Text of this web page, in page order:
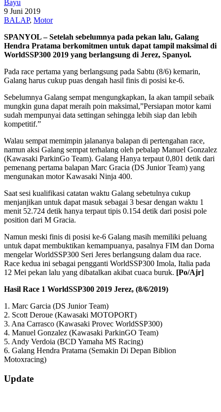
Bayu
9 Juni 2019
BALAP, Motor
SPANYOL – Setelah sebelumnya pada pekan lalu, Galang
Hendra Pratama berkomitmen untuk dapat tampil maksimal di
WorldSSP300 2019 yang berlangsung di Jerez, Spanyol.
Pada race pertama yang berlangsung pada Sabtu (8/6) kemarin,
Galang harus cukup puas dengah hasil finis di posisi ke-6.
Sebelumnya Galang sempat mengungkapkan, Ia akan tampil sebaik
mungkin guna dapat meraih poin maksimal,”Persiapan motor kami
sudah mempunyai data settingan sehingga lebih siap dan lebih
kompetitif.”
Walau sempat memimpin jalananya balapan di pertengahan race,
namun aksi Galang sempat terhalang oleh pebalap Manuel Gonzalez
(Kawasaki ParkinGo Team). Galang Hanya terpaut 0,801 detik dari
pemenang pertama balapan Marc Gracia (DS Junior Team) yang
mengunakan motor Kawasaki Ninja 400.
Saat sesi kualifikasi catatan waktu Galang sebetulnya cukup
menjanjikan untuk dapat masuk sebagai 3 besar dengan waktu 1
menit 52.724 detik hanya terpaut tipis 0.154 detik dari posisi pole
position dari M Gracia.
Namun meski finis di posisi ke-6 Galang masih memiliki peluang
untuk dapat membuktikan kemampuanya, pasalnya FIM dan Dorna
mengelar WorldSSP300 Seri Jeres berlangsung dalam dua race.
Race kedua ini sebagai pengganti WorldSSP300 Imola, Italia pada
12 Mei pekan lalu yang dibatalkan akibat cuaca buruk. [Po/Ajr]
Hasil Race 1 WorldSSP300 2019 Jerez, (8/6/2019)
1. Marc Garcia (DS Junior Team)
2. Scott Deroue (Kawasaki MOTOPORT)
3. Ana Carrasco (Kawasaki Provec WorldSSP300)
4. Manuel Gonzalez (Kawasaki ParkinGO Team)
5. Andy Verdoia (BCD Yamaha MS Racing)
6. Galang Hendra Pratama (Semakin Di Depan Biblion
Motoxracing)
2019-
06-
Update